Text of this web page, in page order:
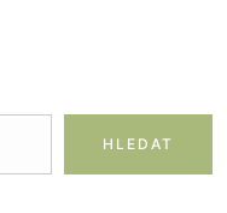
HLEDAT